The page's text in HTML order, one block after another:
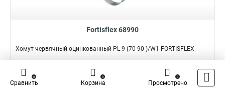
Fortisflex 68990
Хомут червячный оцинкованный PL-9 (70-90 )/W1 FORTISFLEX
Подробнее Сравнить
Наличие:
Сравнить
0
Корзина
0
Просмотрено
0